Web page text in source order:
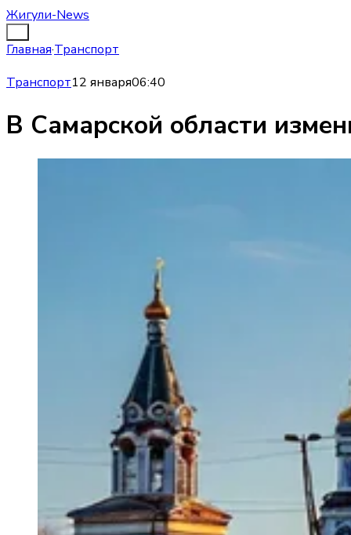
Жигули-News
Главная·Транспорт
Транспорт12 января06:40
В Самарской области